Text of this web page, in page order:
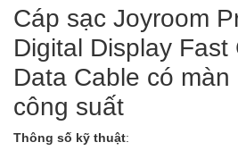
Cáp sạc Joyroom
Digital Display Fast
Data Cable có
công suất
Thông số kỹ thuật: